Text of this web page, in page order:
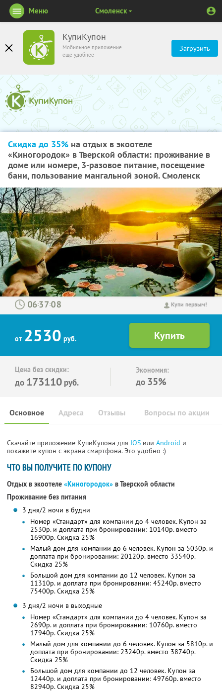
КупиКупон
Мобильное приложение
ещё удобнее
Загрузить
Меню Смоленск
Скидка до 35% на отдых в экоотеле
«Киногородок» в Тверской области: проживание в
доме или номере, 3-разовое питание, посещение
бани, пользование мангальной зоной. Смоленск
Купи первым!
: :
от 2530 руб.
Цена без скидки:
до 173110 руб.
Экономия:
до 35%
Основное Отзывы Вопросы по акции
Адреса
Скачайте приложение КупиКупона для IOS или Android и
покажите купон с экрана смартфона. Это удобно :)
ЧТО ВЫ ПОЛУЧИТЕ ПО КУПОНУ
Отдых в экоотеле «Киногородок» в Тверской области
Проживание без питания
3 дня/2 ночи в будни
Номер «Стандарт» для компании до 4 человек. Купон за
2530р. и доплата при бронировании: 10140р. вместо
16900р. Скидка 25%
Малый дом для компании до 6 человек. Купон за 5030р. и
доплата при бронировании: 20120р. вместо 33540р.
Скидка 25%
Большой дом для компании до 12 человек. Купон за
11310р. и доплата при бронировании: 45240р. вместо
75400р. Скидка 25%
3 дня/2 ночи в выходные
Номер «Стандарт» для компании до 4 человек. Купон за
2690р. и доплата при бронировании: 10760р. вместо
17940р. Скидка 25%
Малый дом для компании до 6 человек. Купон за 5810р. и
доплата при бронировании: 23240р. вместо 38740р.
Скидка 25%
Большой дом для компании до 12 человек. Купон за
12440р. и доплата при бронировании: 49760р. вместо
82940р. Скидка 25%